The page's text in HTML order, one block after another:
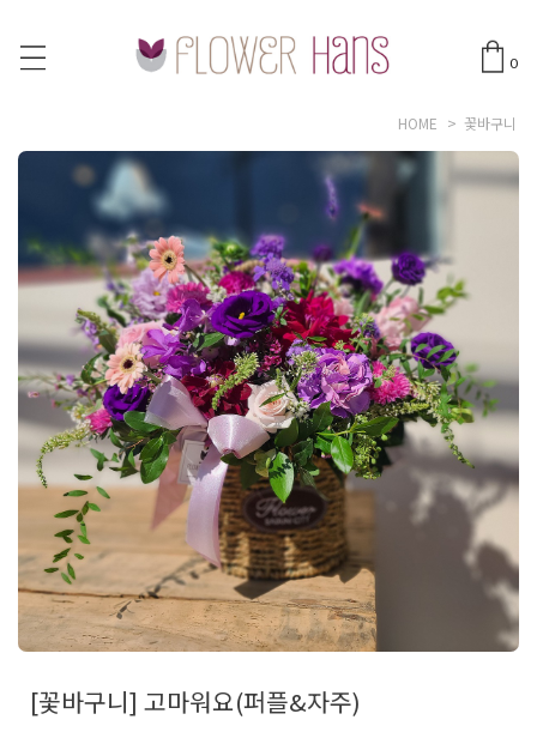
0
HOME > 꽃바구니
[꽃바구니] 고마워요(퍼플&자주)